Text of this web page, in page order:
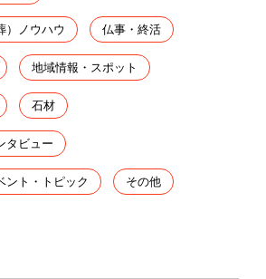
）ノウハウ 仏事・終活
地域情報・スポット
石材
タビュー
ント・トピック その他